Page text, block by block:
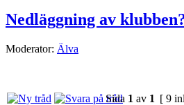
Nedläggning av
Moderator: Älva
Sida 1 av 1 [ 9